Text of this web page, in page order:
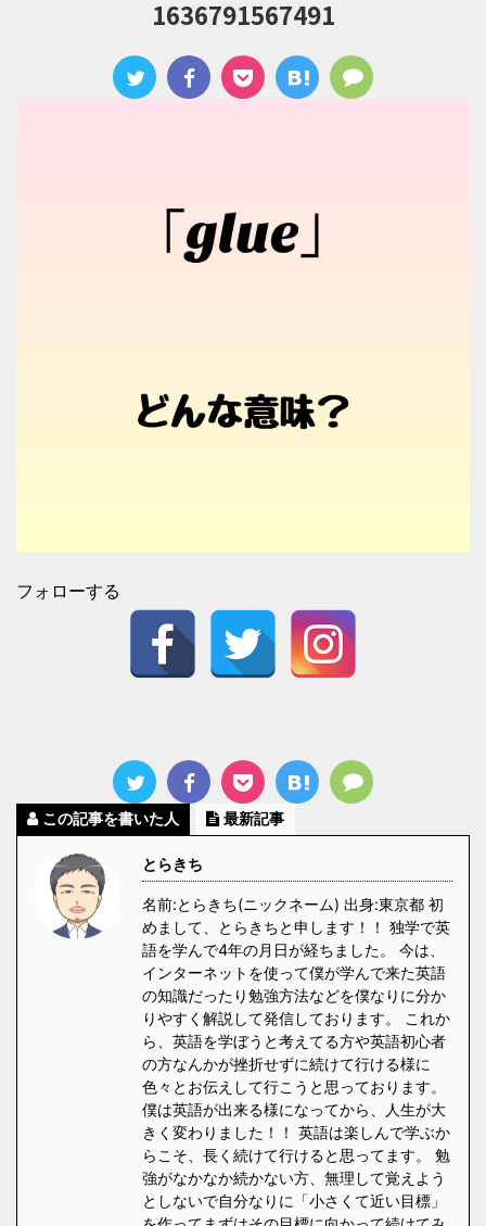
1636791567491
フォローする
この記事を書いた人 最新記事
とらきち
名前:とらきち(ニックネーム) 出身:東京都 初
めまして、とらきちと申します！！ 独学で英
語を学んで4年の月日が経ちました。 今は、
インターネットを使って僕が学んで来た英語
の知識だったり勉強方法などを僕なりに分か
りやすく解説して発信しております。 これか
ら、英語を学ぼうと考えてる方や英語初心者
の方なんかが挫折せずに続けて行ける様に
色々とお伝えして行こうと思っております。
僕は英語が出来る様になってから、人生が大
きく変わりました！！ 英語は楽しんで学ぶか
らこそ、長く続けて行けると思ってます。 勉
強がなかなか続かない方、無理して覚えよう
としないで自分なりに「小さくて近い目標」